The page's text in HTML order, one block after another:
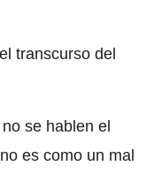
transcurso del
se hablen el
es como un mal